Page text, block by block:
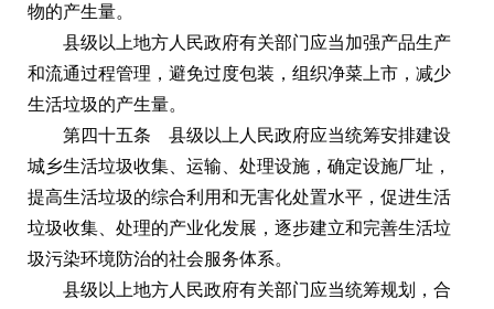
物的产生量。
县级以上地方人民政府有关部门应当加强产品生产
和流通过程管理，避免过度包装，组织净菜上市，减少
生活垃圾的产生量。
第四十五条 县级以上人民政府应当统筹安排建设
城乡生活垃圾收集、运输、处理设施，确定设施厂址，
提高生活垃圾的综合利用和无害化处置水平，促进生活
垃圾收集、处理的产业化发展，逐步建立和完善生活垃
圾污染环境防治的社会服务体系。
县级以上地方人民政府有关部门应当统筹规划，合